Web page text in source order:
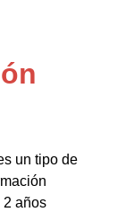
un tipo de
2 años